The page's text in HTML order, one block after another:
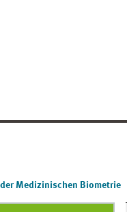
Medizinischen Biometrie